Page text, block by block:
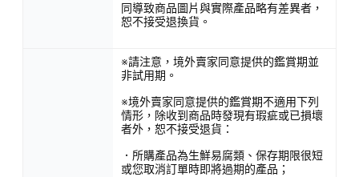
同導致商品圖片與實際產品略有差異者，
恕不接受退換貨。
※請注意，境外賣家同意提供的鑑賞期並
非試用期。
※境外賣家同意提供的鑑賞期不適用下列
情形，除收到商品時發現有瑕疵或已損壞
者外，恕不接受退貨：
．所購產品為生鮮易腐類、保存期限很短
或您取消訂單時即將過期的產品；